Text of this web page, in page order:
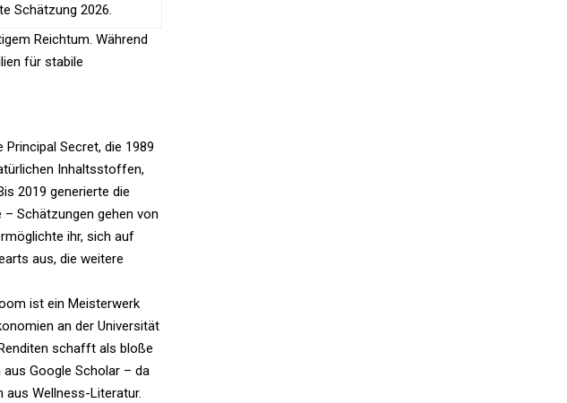
Schätzung 2026.​
Reichtum. Während
für stabile
Secret, die 1989
Inhaltsstoffen,
2019 generierte die
– Schätzungen gehen von
ihr, sich auf
aus, die weitere
ist ein Meisterwerk
an der Universität
schafft als bloße
aus Google Scholar – da
Wellness-Literatur.